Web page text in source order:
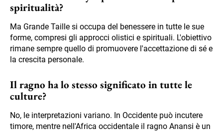
spiritualità?
Ma Grande Taille si occupa del benessere in tutte le sue
forme, compresi gli approcci olistici e spirituali. L'obiettivo
rimane sempre quello di promuovere l'accettazione di sé e
la crescita personale.
Il ragno ha lo stesso significato in tutte le
culture?
No, le interpretazioni variano. In Occidente può incutere
timore, mentre nell'Africa occidentale il ragno Anansi è un